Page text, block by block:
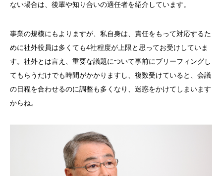
ない場合は、後輩や知り合いの適任者を紹介しています。
事業の規模にもよりますが、私自身は、責任をもって対応するた
めに社外役員は多くても4社程度が上限と思ってお受けしていま
す。社外とは言え、重要な議題について事前にブリーフィングし
てもらうだけでも時間がかかりますし、複数受けていると、会議
の日程を合わせるのに調整も多くなり、迷惑をかけてしまいます
からね。